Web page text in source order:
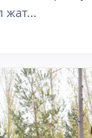
жат...